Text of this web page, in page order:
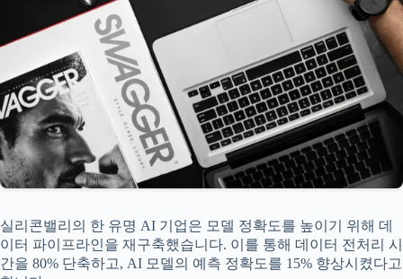
실리콘밸리의 한 유명 AI 기업은 모델 정확도를 높이기 위해 데
이터 파이프라인을 재구축했습니다. 이를 통해 데이터 전처리 시
간을 80% 단축하고, AI 모델의 예측 정확도를 15% 향상시켰다고